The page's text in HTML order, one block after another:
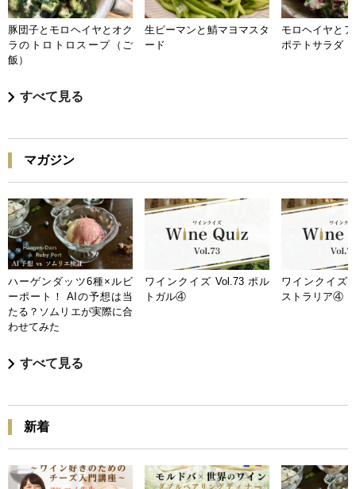
豚団子とモロヘイヤとオク
ラのトロトロスープ（ご
飯）
生ピーマンと鯖マヨマスタ
ード
モロヘイヤと
ポテトサラダ
すべて見る
マガジン
ハーゲンダッツ6種×ルビ
ーポート！ AIの予想は当
たる？ソムリエが実際に合
わせてみた
ワインクイズ Vol.73 ポル
トガル④
ワインクイズ
ストラリア④
すべて見る
新着